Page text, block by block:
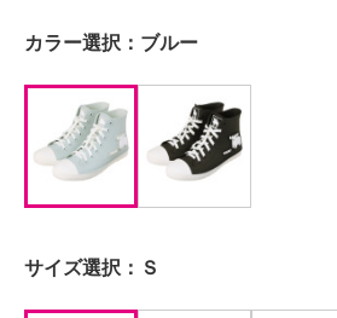
カラー選択： ブルー
サイズ選択： Ｓ